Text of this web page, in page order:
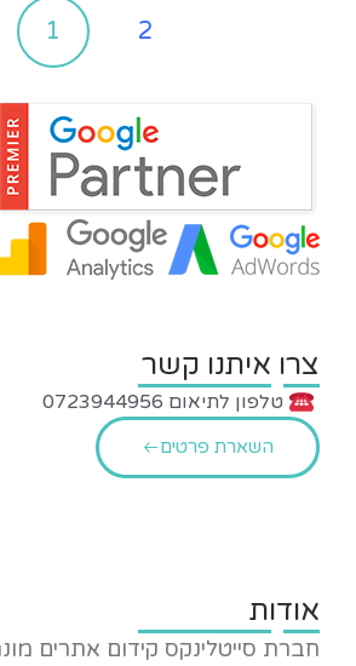
1 2
צרו איתנו קשר
טלפון לתיאום 0723944956
השארת פרטים
אודות
חברת סייטלינקס קידום אתרים